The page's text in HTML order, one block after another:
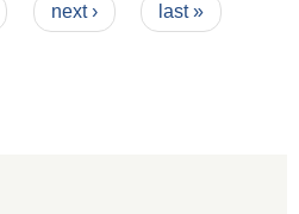
next › last »